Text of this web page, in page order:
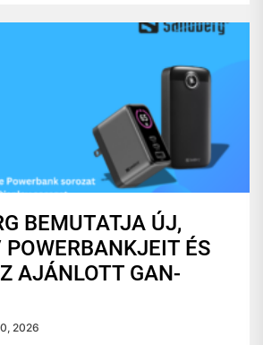
BEMUTATJA ÚJ,
ÉS
AJÁNLOTT GAN-
2026